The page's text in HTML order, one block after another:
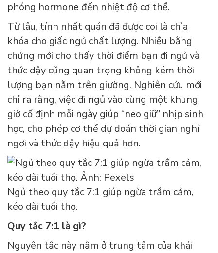
phóng hormone đến nhiệt độ cơ thể.
Từ lâu, tính nhất quán đã được coi là chìa
khóa cho giấc ngủ chất lượng. Nhiều bằng
chứng mới cho thấy thời điểm bạn đi ngủ và
thức dậy cũng quan trọng không kém thời
lượng bạn nằm trên giường. Nghiên cứu mới
chỉ ra rằng, việc đi ngủ vào cùng một khung
giờ cố định mỗi ngày giúp “neo giữ” nhịp sinh
học, cho phép cơ thể dự đoán thời gian nghỉ
ngơi và thức dậy hiệu quả hơn.
Ngủ theo quy tắc 7:1 giúp ngừa trầm cảm,
kéo dài tuổi thọ.
Quy tắc 7:1 là gì?
Nguyên tắc này nằm ở trung tâm của khái